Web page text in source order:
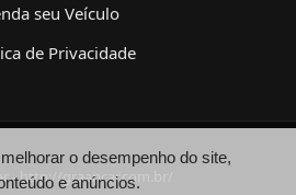
seu Veículo
de Privacidade
- http://graancar.com.br/
o desempenho do site,
e anúncios.